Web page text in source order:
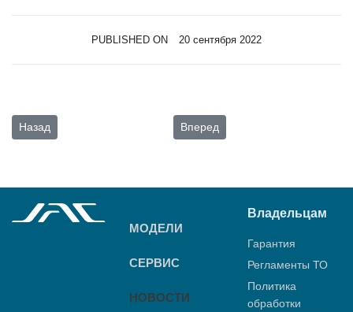
PUBLISHED ON 20 сентября 2022
Предыдущий: Кроссовер JAC JS4 теперь в Беларуси
Назад Следующий: Знакомимся с
Вперед
МОДЕЛИ
СЕРВИС
НОВОСТИ
Владельцам
Гарантия
Регламенты ТО
Политика
обработки